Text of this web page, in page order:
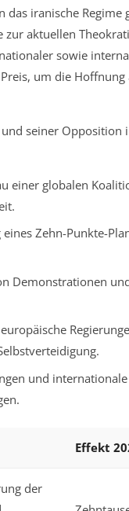
iranische Regime
aktuellen
sowie
um die
seiner Opposition
einer globalen
Zehn-Punkte-
Demonstrationen
und internationale
Effekt
der